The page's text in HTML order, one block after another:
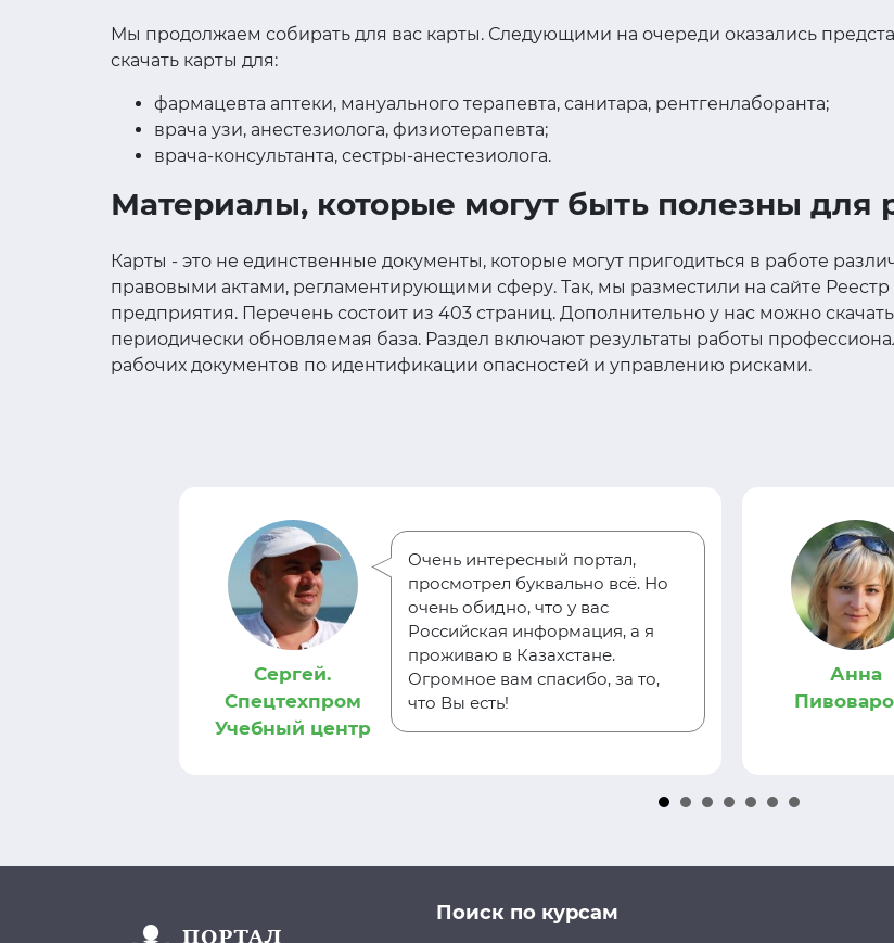
Мы продолжаем собирать для вас карты. Следующими на очереди оказались
скачать карты для:
фармацевта аптеки, мануального терапевта, санитара, рентгенлаборанта;
врача узи, анестезиолога, физиотерапевта;
врача-консультанта, сестры-анестезиолога.
Материалы, которые могут быть полезны для
Карты - это не единственные документы, которые могут пригодиться в работе
правовыми актами, регламентирующими сферу. Так, мы разместили на сайте
предприятия. Перечень состоит из 403 страниц. Дополнительно у нас можно
периодически обновляемая база. Раздел включают результаты работы
рабочих документов по идентификации опасностей и управлению рисками.
Сергей.
Спецтехпром
Учебный центр
Очень интересный портал,
просмотрел буквально всё. Но
очень обидно, что у вас
Российская информация, а я
проживаю в Казахстане.
Огромное вам спасибо, за то,
что Вы есть!
Анна
Поиск по курсам